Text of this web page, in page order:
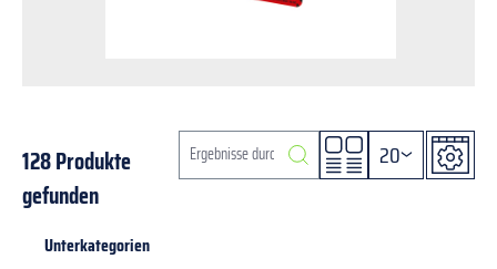
128 Produkte
gefunden
20
Unterkategorien